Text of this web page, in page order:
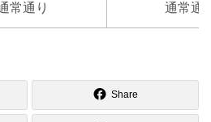
常通り 通常通
Share